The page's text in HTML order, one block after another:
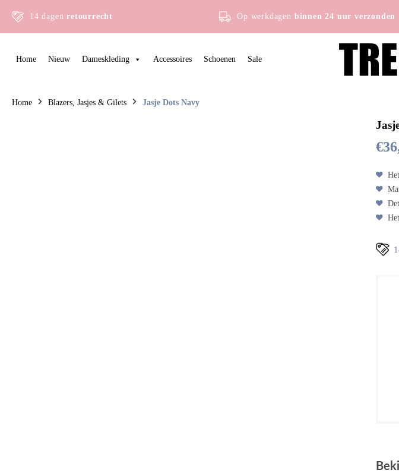
14 dagenretourrecht Op werkdagen binnen 24 uur verzonden
Home Nieuw Dameskleding Accessoires Schoenen Sale
Home Blazers, Jasjes & Gilets Jasje Dots Navy
€